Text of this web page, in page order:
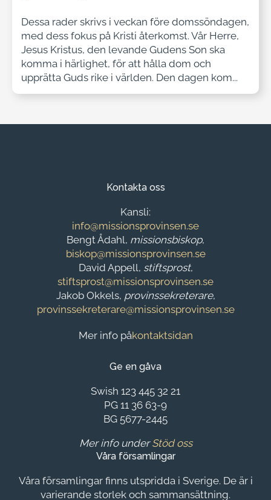
Dessa rader skrivs i veckan före domssöndagen,
med dess fokus på Kristi återkomst. Vår Herre,
Jesus Kristus, den levande Gudens Son ska
komma i härlighet, för att hålla dom och
upprätta Guds rike i världen. Den dagen kom...
Kontakta oss
Kansli:
info@missionsprovinsen.se
Bengt Ådahl, missionsbiskop,
biskop@missionsprovinsen.se
David Appell, stiftsprost,
stiftsprost@missionsprovinsen.se
Jakob Okkels, provinssekreterare,
provinssekreterare@missionsprovinsen.se
Mer info påkontaktsidan
Ge en gåva
Swish 123 445 32 21
PG 11 36 63-9
BG 5677-2445
Mer info underStöd oss
Våra församlingar
Våra församlingar finns utspridda i Sverige. De är i
varierande storlek och sammansättning.